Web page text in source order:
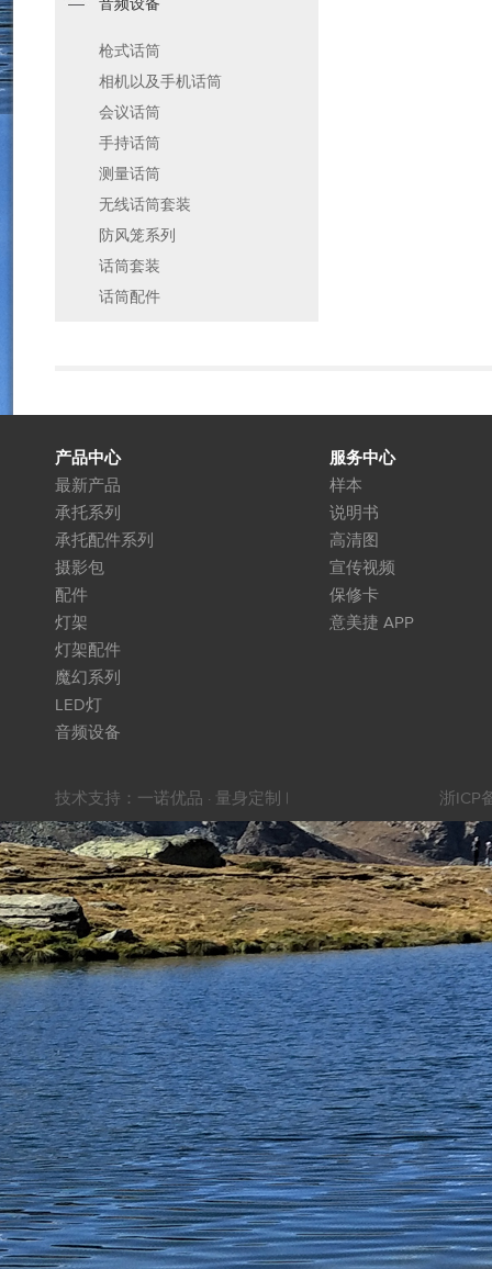
音频设备
枪式话筒
相机以及手机话筒
会议话筒
手持话筒
测量话筒
无线话筒套装
防风笼系列
话筒套装
话筒配件
产品中心
最新产品
承托系列
承托配件系列
摄影包
配件
灯架
灯架配件
魔幻系列
LED灯
音频设备
服务中心
样本
说明书
高清图
宣传视频
保修卡
意美捷 APP
技术支持： 一诺优品 · 量身定制 | 浙ICP